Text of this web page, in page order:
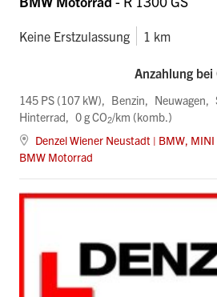
Keine Erstzulassung 1 km
Anzahlung
145 PS (107 kW) Benzin Neuwagen
Hinterrad
0 g CO2/km (komb.)
Denzel Wiener Neustadt | BMW, MINI
BMW Motorrad